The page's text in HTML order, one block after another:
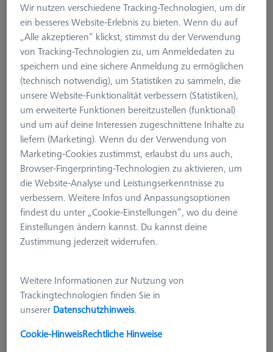
TASTERABLAGEN
Tasterablage für RDS-Wechselteller
621770-8040-000
Wir nutzen verschiedene Tracking-Technologien, um dir
ein besseres Website-Erlebnis zu bieten. Wenn du auf
„Alle akzeptieren“ klickst, stimmst du der Verwendung
von Tracking-Technologien zu, um Anmeldedaten zu
speichern und eine sichere Anmeldung zu ermöglichen
(technisch notwendig), um Statistiken zu sammeln, die
unsere Website-Funktionalität verbessern (Statistiken),
um erweiterte Funktionen bereitzustellen (funktional)
und um auf deine Interessen zugeschnittene Inhalte zu
liefern (Marketing). Wenn du der Verwendung von
Marketing-Cookies zustimmst, erlaubst du uns auch,
Browser-Fingerprinting-Technologien zu aktivieren, um
die Website-Analyse und Leistungserkenntnisse zu
verbessern. Weitere Infos und Anpassungsoptionen
findest du unter „Cookie-Einstellungen“, wo du deine
Einstellungen ändern kannst. Du kannst deine
Zustimmung jederzeit widerrufen.
Weitere Informationen zur Nutzung von
Trackingtechnologien finden Sie in
unserer Datenschutzhinweis.
Cookie-HinweisRechtliche Hinweise